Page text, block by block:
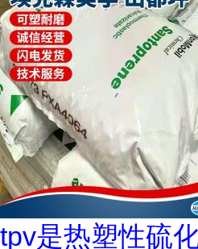
tpv是热塑性硫